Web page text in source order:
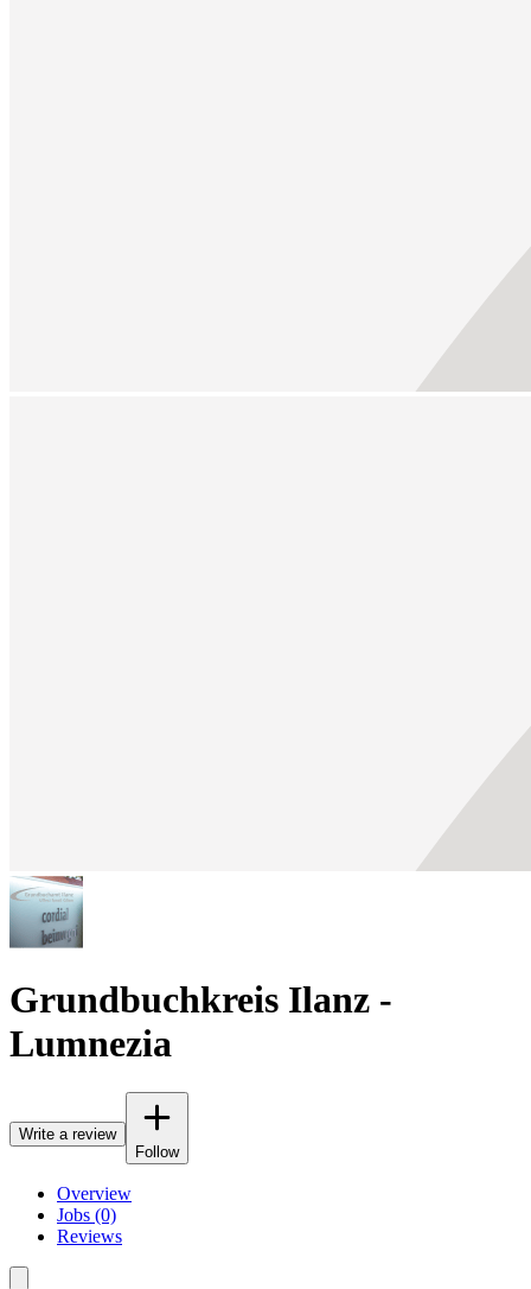
Grundbuchkreis Ilanz -
Lumnezia
Write a review
Follow
Overview
Jobs (0)
Reviews